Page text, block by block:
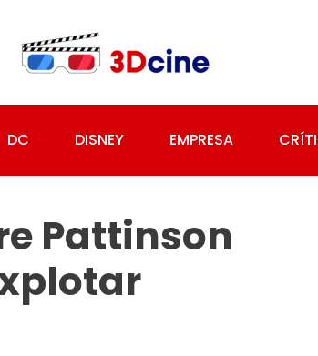
DC DISNEY EMPRESA
Pattinson